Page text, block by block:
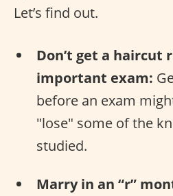
Let’s find out.
Don’t get a haircut
important exam:
before an exam
"lose" some of the
studied.
Marry in an “r”